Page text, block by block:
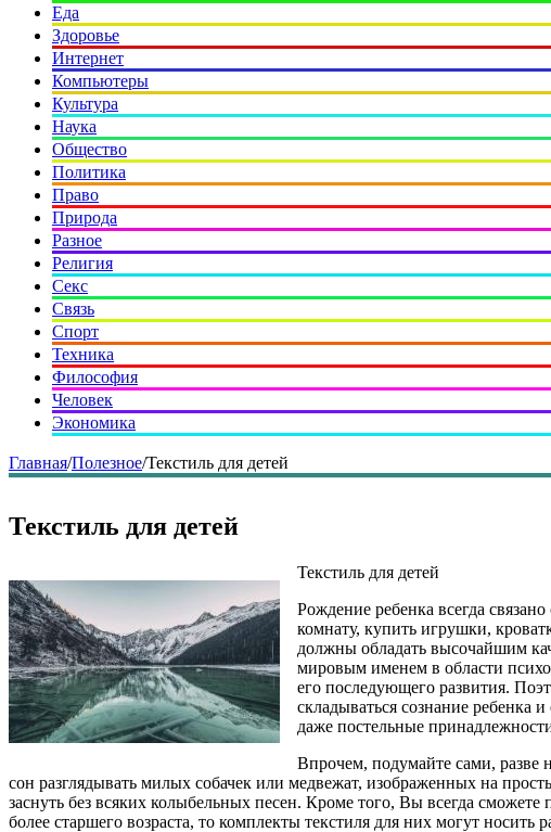
Еда
Здоровье
Интернет
Компьютеры
Культура
Наука
Общество
Политика
Право
Природа
Разное
Религия
Секс
Связь
Спорт
Техника
Философия
Человек
Экономика
Главная/Полезное/Текстиль для детей
Текстиль для детей
Текстиль для детей
Рождение ребенка всегда
комнату, купить игрушки,
должны обладать высочайшим
мировым именем в области
его последующего развития.
складываться сознание ребенка
даже постельные
Впрочем, подумайте сами, разве
сон разглядывать милых собачек или медвежат, изображенных на
заснуть без всяких колыбельных песен. Кроме того, Вы всегда
более старшего возраста, то комплекты текстиля для них могут